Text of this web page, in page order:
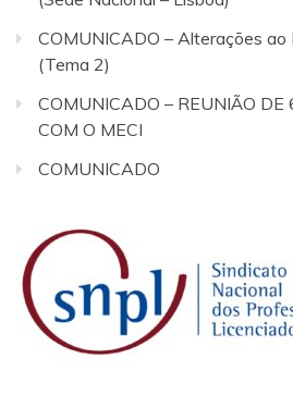
COMUNICADO – Alterações ao
(Tema 2)
COMUNICADO – REUNIÃO DE
COM O MECI
COMUNICADO